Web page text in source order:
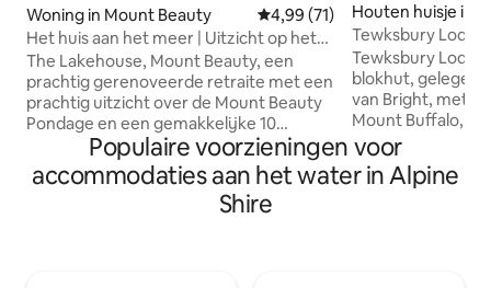
Woning in Mount Beauty Gemiddelde beoordeling van
4,99 (71)
Het huis aan het meer | Uitzicht op het
meer en open haard
The Lakehouse, Mount Beauty, een
prachtig gerenoveerde retraite met een
prachtig uitzicht over de Mount Beauty
Pondage en een gemakkelijke 10
minuten lopen naar de stad. Slaapplaats
voor zes personen in drie slaapkamers
en twee badkamers, met luxe
beddengoed, handdoeken en
Houten huisje in
h
Tewksbury
in Canadese stijl
Tewksbury
blokhut, gelegen
van Bright, met
Mount Buffalo,
de Ovens. Je zult
die de unieke
authentieke,
Populaire voorzieningen voor
accommodaties aan het water in Alpine
Shire